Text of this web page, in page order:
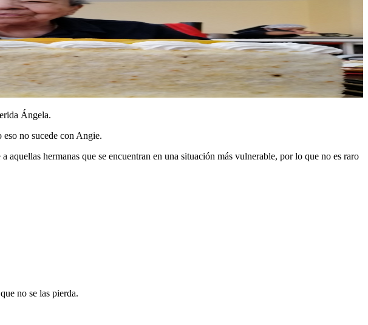
Ángela.
eso no sucede con Angie.
hermanas que se encuentran en una situación más vulnerable, por lo que no es raro
no se las pierda.